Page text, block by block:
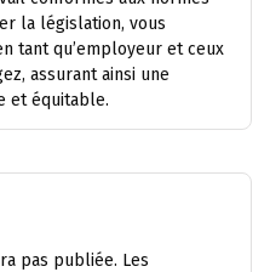
la législation, vous
tant qu’employeur et ceux
assurant ainsi une
et équitable.
pas publiée. Les